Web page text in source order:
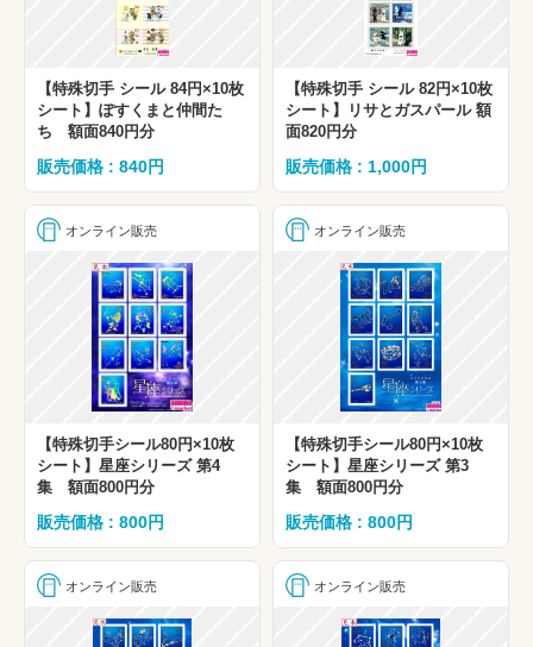
【特殊切手 シール 84円×10枚
シート】ぽすくまと仲間た
ち 額面840円分
販売価格 : 840円
【特殊切手 シール 82円×10枚
シート】リサとガスパール 額
面820円分
販売価格 : 1,000円
オンライン販売
【特殊切手シール80円×10枚
シート】星座シリーズ 第4
集 額面800円分
販売価格 : 800円
オンライン販売
【特殊切手シール80円×10枚
シート】星座シリーズ 第3
集 額面800円分
販売価格 : 800円
オンライン販売 オンライン販売